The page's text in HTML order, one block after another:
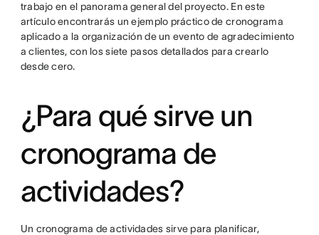
trabajo en el panorama general del proyecto. En este
artículo encontrarás un ejemplo práctico de cronograma
aplicado a la organización de un evento de agradecimiento
a clientes, con los siete pasos detallados para crearlo
desde cero.
¿Para qué sirve un
cronograma de
actividades?
Un cronograma de actividades sirve para planificar,